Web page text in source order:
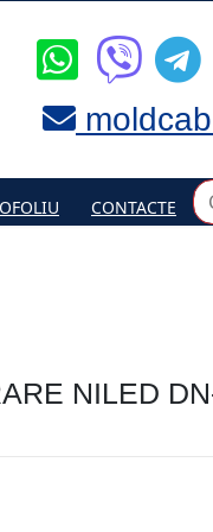
CONTACTE
NILED